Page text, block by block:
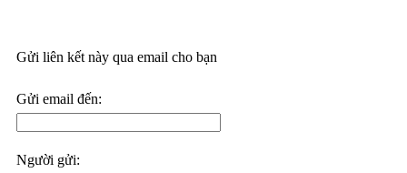
Gửi liên kết này qua email cho bạn
Gửi email đến:
Người gửi: